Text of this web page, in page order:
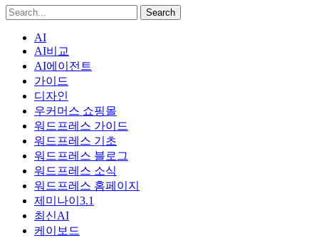
Search
AI
AI비교
AI에이전트
가이드
디자인
우커머스 쇼핑몰
워드프레스 가이드
워드프레스 기초
워드프레스 블로그
워드프레스 소식
워드프레스 홈페이지
제미나이3.1
최신AI
케이보드